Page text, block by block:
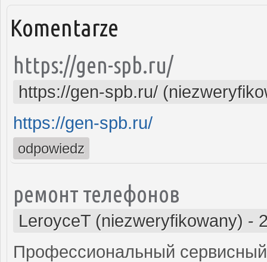
Komentarze
https://gen-spb.ru/
https://gen-spb.ru/
https://gen-spb.ru/
odpowiedz
ремонт телефонов
LeroyceT (niezweryfikowany) -
Профессиональный